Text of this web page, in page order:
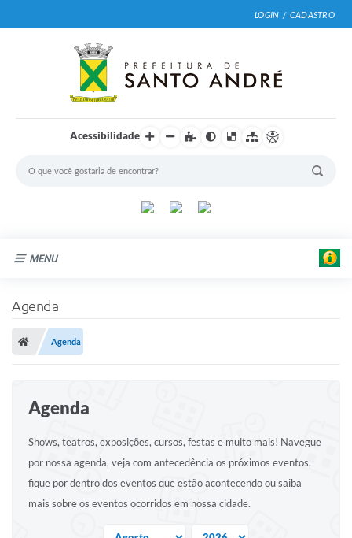
LOGIN / CADASTRO
Acessibilidade
MENU
Portal de Serviços
Ônibus
Consultar Processos
Contas Públicas
Contratos
Agenda
Agenda
Agenda
Shows, teatros, exposições, cursos, festas e muito mais! Navegue
por nossa agenda, veja com antecedência os próximos eventos,
fique por dentro dos eventos que estão acontecendo ou saiba
mais sobre os eventos ocorridos em nossa cidade.